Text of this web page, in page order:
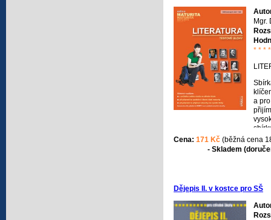
Mgr.
* * *
a
úloh
Cena: 171 Kč (běžná cena
- Skladem
Dějepis II. v kostce pro SŠ